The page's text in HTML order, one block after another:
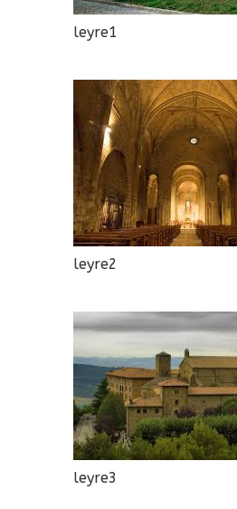
leyre1
leyre2
leyre3